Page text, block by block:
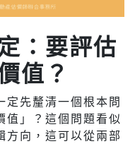
：要評估
值？
定先釐清一個根本問
值」？這個問題看似
方向，這可以從兩部